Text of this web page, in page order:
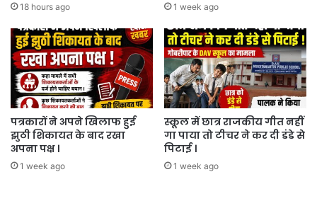
18 hours ago 1 week ago
पत्रकारों ने अपने खिलाफ हुई
झुठी शिकायत के बाद रखा
अपना पक्ष ।
1 week ago
स्कूल में छात्र राजकीय गीत नहीं
गा पाया तो टीचर ने कर दी डंडे से
पिटाई ।
1 week ago